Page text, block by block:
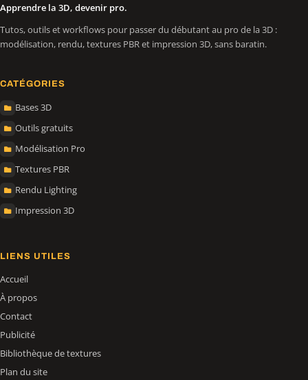
Apprendre la 3D, devenir pro.
Tutos, outils et workflows pour passer du débutant au pro de la 3D :
modélisation, rendu, textures PBR et impression 3D, sans baratin.
CATÉGORIES
Bases 3D
Outils gratuits
Modélisation Pro
Textures PBR
Rendu Lighting
Impression 3D
LIENS UTILES
Accueil
À propos
Contact
Publicité
Bibliothèque de textures
Plan du site